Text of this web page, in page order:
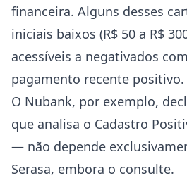
financeira. Alguns desses
iniciais baixos (R$ 50 a R$
acessíveis a negativados
pagamento recente positivo.
O Nubank, por exemplo,
que analisa o Cadastro
— não depende
Serasa, embora o consulte.